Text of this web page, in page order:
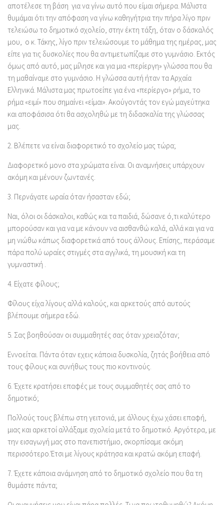
αποτέλεσε τη βάση για να γίνω αυτό που είμαι σήμερα. Μάλιστα
θυμάμαι ότι την απόφαση να γίνω καθηγήτρια την πήρα λίγο πριν
τελειώσω το δημοτικό σχολείο, στην έκτη τάξη, όταν ο δάσκαλός
μου, ο κ. Τάκης, λίγο πριν τελειώσουμε το μάθημα της ημέρας, μας
είπε για τις δυσκολίες που θα αντιμετωπίζαμε στο γυμνάσιο. Εκτός
όμως από αυτό, μας μίλησε και για μια «περίεργη» γλώσσα που θα
τη μαθαίναμε στο γυμνάσιο. Η γλώσσα αυτή ήταν τα Αρχαία
Ελληνικά. Μάλιστα μας πρωτοείπε για ένα «περίεργο» ρήμα, το
ρήμα «ειμί» που σημαίνει «είμαι». Ακούγοντάς τον εγώ μαγεύτηκα
και αποφάσισα ότι θα ασχοληθώ με τη διδασκαλία της γλώσσας
μας.
2. Βλέπετε να είναι διαφορετικό το σχολείο μας τώρα;
Διαφορετικό μονο στα χρώματα είναι. Οι αναμνήσεις υπάρχουν
ακόμη και μένουν ζωντανές.
3. Περνάγατε ωραία όταν ήσασταν εδώ;
Ναι, όλοι οι δάσκαλοι, καθώς και τα παιδιά, δώσανε ό,τι καλύτερο
μπορούσαν και για να με κάνουν να αισθανθώ καλά, αλλά και για να
μη νιώθω κάπως διαφορετικά από τους άλλους. Επίσης, περάσαμε
πάρα πολύ ωραίες στιγμές στα αγγλικά, τη μουσική και τη
γυμναστική .
4. Είχατε φίλους;
Φίλους είχα λίγους αλλά καλούς, και αρκετούς από αυτούς
βλέπουμε σήμερα εδώ.
5. Σας βοηθούσαν οι συμμαθητές σας όταν χρειαζόταν;
Εννοείται. Πάντα όταν εχεις κάποια δυσκολία, ζητάς βοήθεια από
τους φίλους και συνήθως τους πιο κοντινούς.
6. Έχετε κρατήσει επαφές με τους συμμαθητές σας από το
δημοτικό;
Πολλούς τους βλέπω στη γειτονιά, με άλλους έχω χάσει επαφή,
μιας και αρκετοί αλλάξαμε σχολεία μετά το δημοτικό. Αργότερα, με
την εισαγωγή μας στο πανεπιστήμιο, σκορπίσαμε ακόμη
περισσότερο.Έτσι με λίγους κράτησα και κρατώ ακόμη επαφή.
7. Έχετε κάποια ανάμνηση από το δημοτικό σχολείο που θα τη
θυμάστε πάντα;